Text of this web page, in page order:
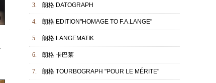
3. 朗格 DATOGRAPH
4. 朗格 EDITION"HOMAGE TO F.A.LANGE"
5. 朗格 LANGEMATIK
6. 朗格 卡巴莱
7. 朗格 TOURBOGRAPH "POUR LE MÉRITE"